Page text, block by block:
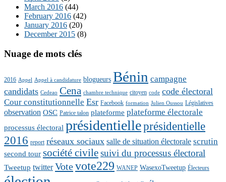
March 2016 (44)
February 2016 (42)
January 2016 (20)
December 2015 (8)
Nuage de mots clés
2016 Appel Appel à candidature blogueurs Bénin campagne
candidats Cedeao Cena chambre technique citoyen code code électoral
Cour constitutionnelle Esr Facebook formation Julien Oussou Législatives
observation OSC Patrice talon plateforme plateforme électorale
processus électoral présidentielleprésidentielle
2016 report réseaux sociaux salle de situation électorale scrutin
second tour société civilesuivi du processus électoral
Tweetup twitter Votevote229 WANEP WasexoTweetup Électeurs